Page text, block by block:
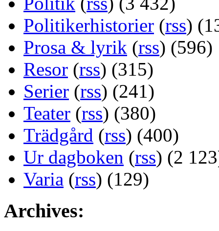
Politikerhistorier (rss)
Prosa & lyrik (rss) (596)
Resor (rss) (315)
Serier (rss) (241)
Teater (rss) (380)
Trädgård (rss) (400)
Ur dagboken (rss) (2
Varia (rss) (129)
Archives: